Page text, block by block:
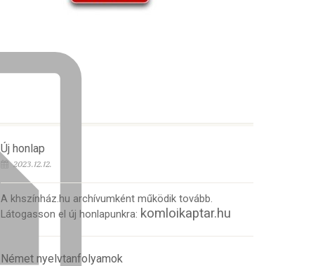
Új honlap
2023.12.12.
A khszínház.hu archívumként működik tovább.
Látogasson el új honlapunkra: komloikaptar.hu
Német nyelvtanfolyamok